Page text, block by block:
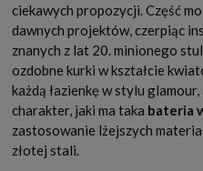
ciekawych propozycji. Część
dawnych projektów, czerpiąc
znanych z lat 20. minionego
ozdobne kurki w kształcie
każdą łazienkę w stylu
charakter, jaki ma taka bateria
zastosowanie lżejszych
złotej stali.